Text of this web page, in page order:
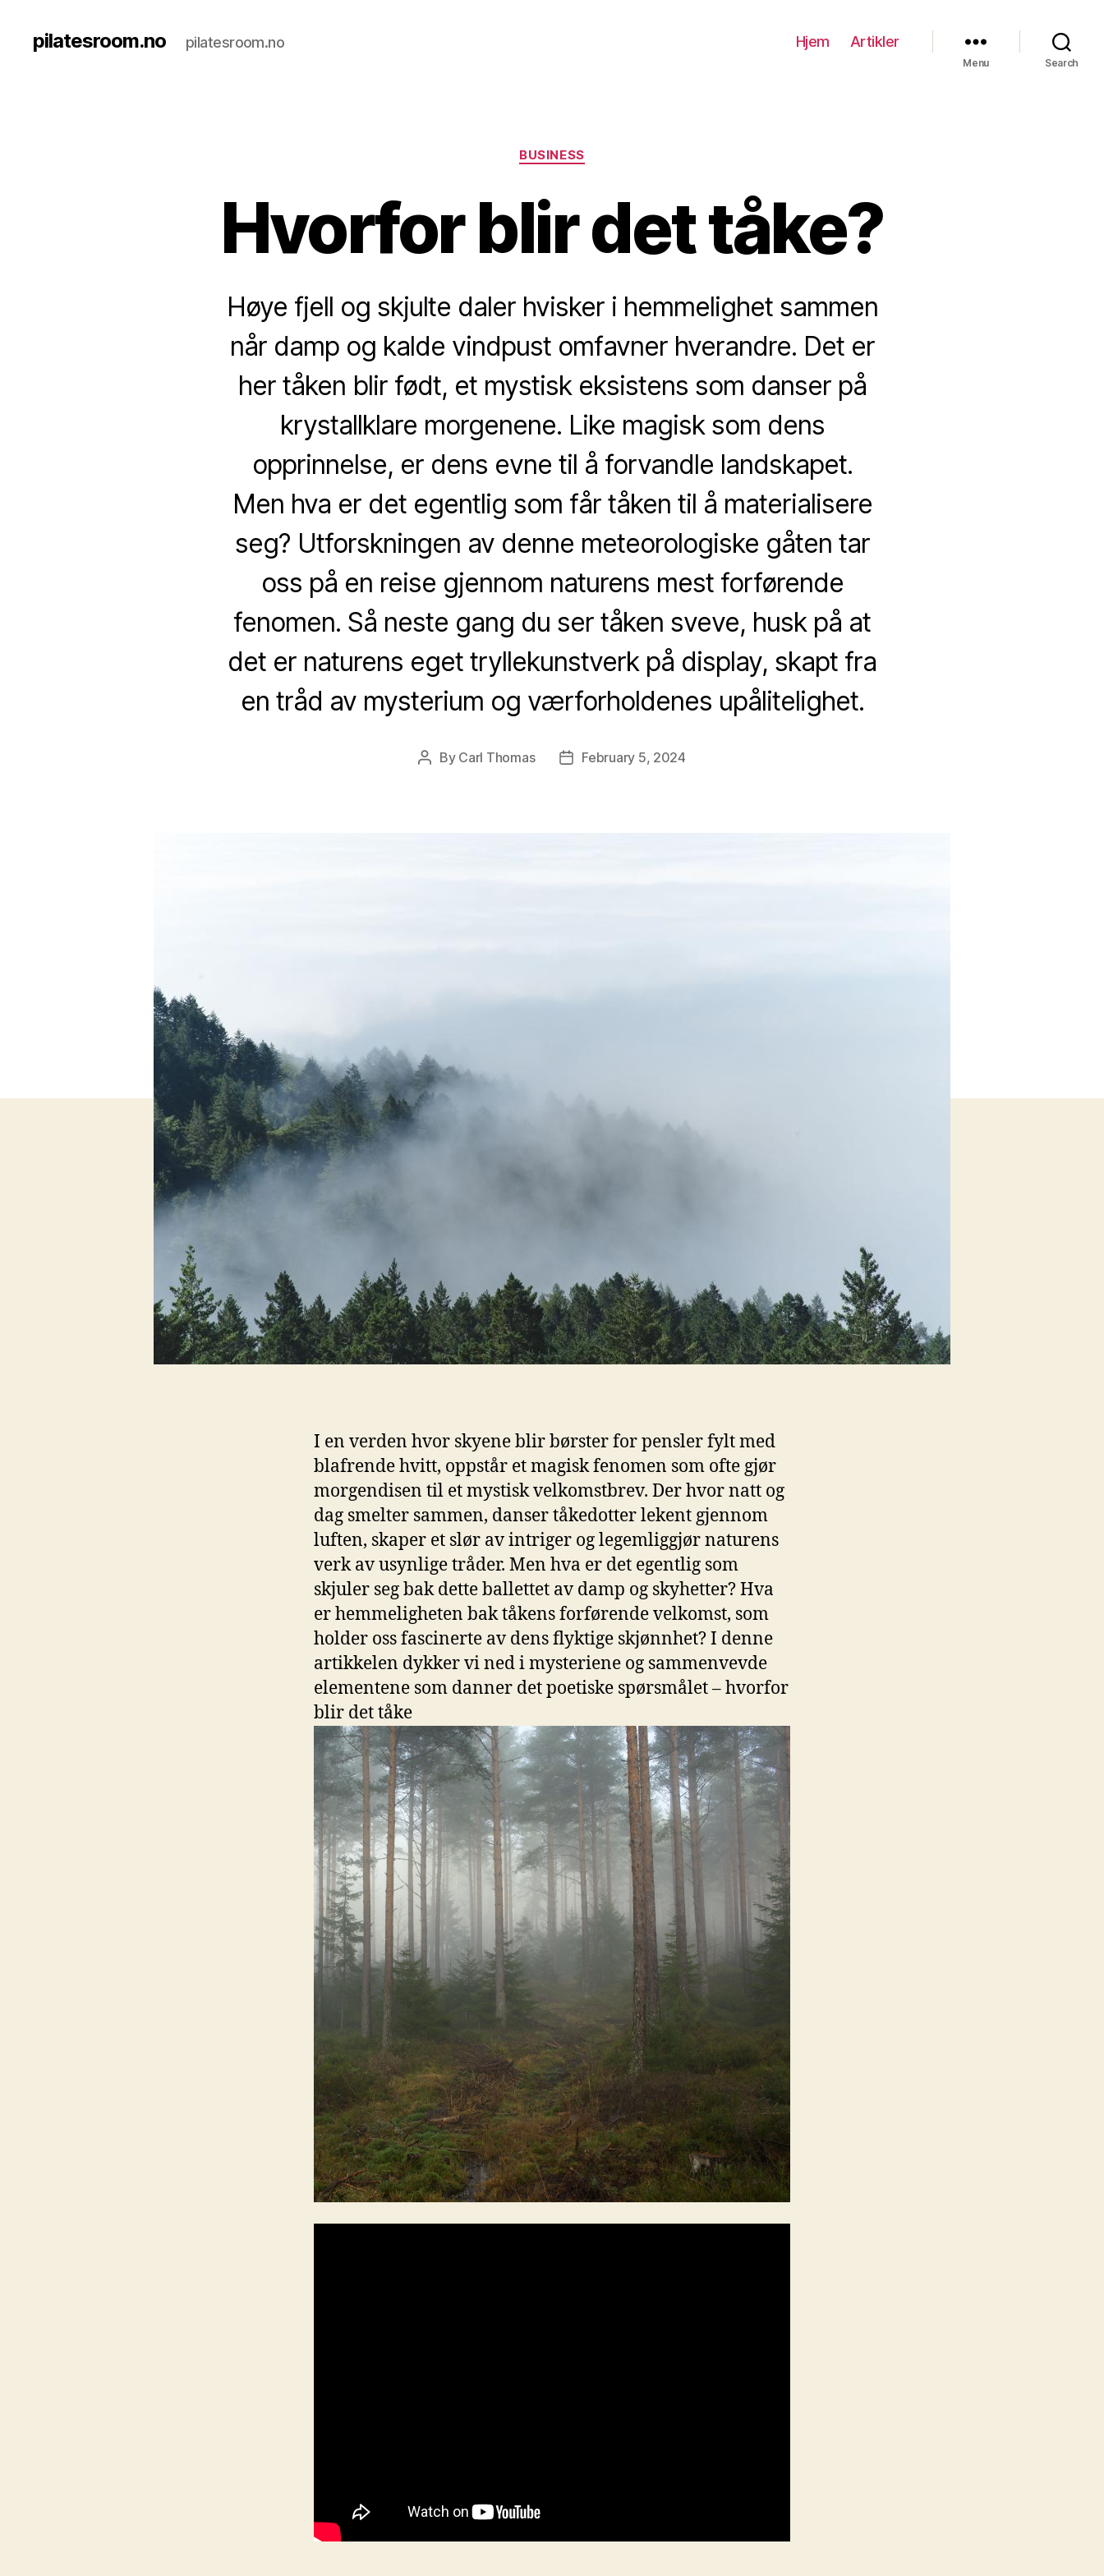
pilatesroom.no pilatesroom.no Hjem Artikler
Menu Search
Categories
BUSINESS
Hvorfor blir det tåke?
Høye fjell og skjulte daler hvisker i hemmelighet sammen
når damp og kalde vindpust omfavner hverandre. Det er
her tåken blir født, et mystisk eksistens som danser på
krystallklare morgenene. Like magisk som dens
opprinnelse, er dens evne til å forvandle landskapet.
Men hva er det egentlig som får tåken til å materialisere
seg? Utforskningen av denne meteorologiske gåten tar
oss på en reise gjennom naturens mest forførende
fenomen. Så neste gang du ser tåken sveve, husk på at
det er naturens eget tryllekunstverk på display, skapt fra
en tråd av mysterium og værforholdenes upålitelighet.
Post
By Carl Thomas
PostFebruary 5, 2024
I en⁢ verden ⁣hvor ⁢skyene ‌blir børster for pensler fylt med‍
blafrende hvitt, oppstår et magisk fenomen som ofte gjør
morgendisen til‌ et mystisk ⁤velkomstbrev. Der ‍hvor natt og
dag‌ smelter sammen, ⁢danser‍ tåkedotter⁢ lekent ​gjennom
luften, skaper et⁢ slør av intriger ⁤og ⁤legemliggjør ⁢naturens‍
verk av usynlige ‍tråder.‌ Men hva er ‍det egentlig som
⁣skjuler seg​ bak dette ballettet av ‍damp ⁤og skyhetter? Hva
er hemmeligheten ⁢bak tåkens⁤ forførende velkomst, som
holder‌ oss fascinerte av dens flyktige skjønnhet? I denne
⁣artikkelen dykker vi ned i mysteriene ⁤og sammenvevde
elementene ⁤som danner ⁢det poetiske spørsmålet – hvorfor
blir det tåke